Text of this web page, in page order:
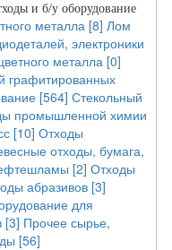
и б/у оборудование
металла [8] Лом
электроники
металла [0]
графитированных
[564] Стекольный
промышленной химии
[10] Отходы
отходы, бумага,
[2] Отходы
абразивов [3]
для
[3] Прочее сырье,
[56]